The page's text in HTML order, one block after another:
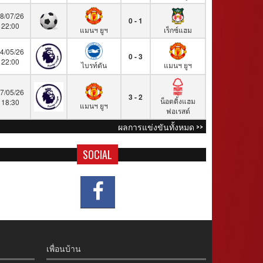
07/26
22:00
แมนฯ ยูฯ
0 - 1
เร็กซ์แฮม
05/26
22:00
ไบรท์ตัน
0 - 3
แมนฯ ยูฯ
05/26
18:30
แมนฯ ยูฯ
3 - 2
น็อตติ้งแฮม
ฟอเรสต์
ผลการแข่งขันทั้งหมด >>
SOCIAL
เพื่อนบ้าน